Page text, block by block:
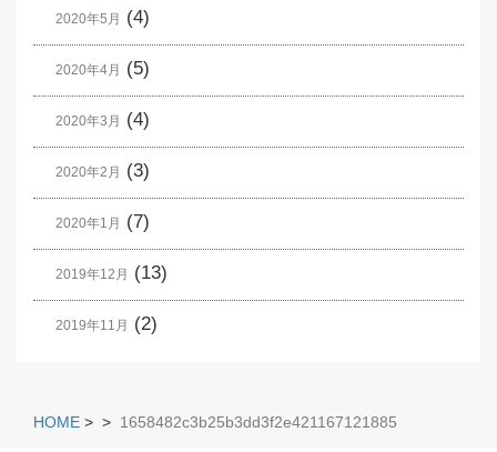
2020年5月 (4)
2020年4月 (5)
2020年3月 (4)
2020年2月 (3)
2020年1月 (7)
2019年12月 (13)
2019年11月 (2)
HOME > > 1658482c3b25b3dd3f2e421167121885